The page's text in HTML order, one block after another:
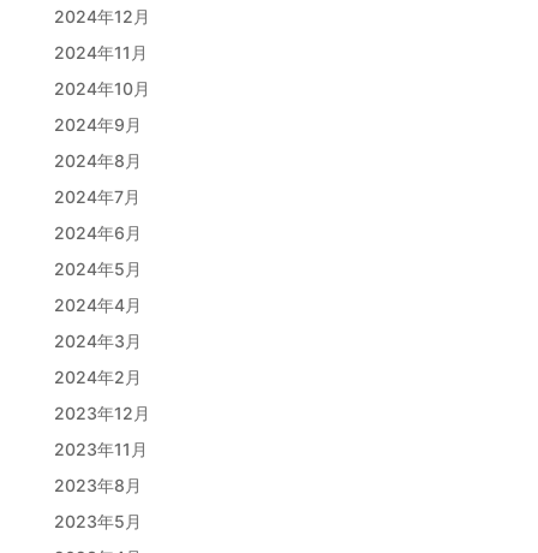
2024年12月
2024年11月
2024年10月
2024年9月
2024年8月
2024年7月
2024年6月
2024年5月
2024年4月
2024年3月
2024年2月
2023年12月
2023年11月
2023年8月
2023年5月